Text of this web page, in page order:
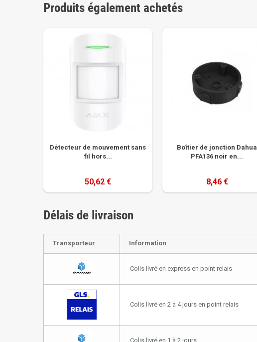
Produits également achetés
Détecteur de mouvement sans
fil hors...
50,62 €
Boîtier de jonction Dahua
PFA136 noir en...
8,46 €
Délais de livraison
Transporteur Information
Colis livré en express en point relais
Colis livré en 2 à 4 jours en point relais
Colis livré en 1 à 2 jours